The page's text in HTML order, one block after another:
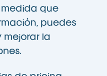
medida que
puedes
mejorar la